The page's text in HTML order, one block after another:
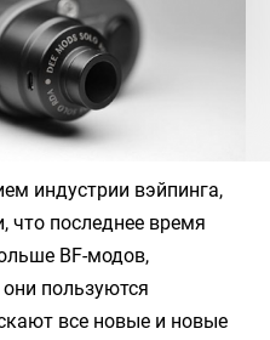
индустрии вэйпинга,
что последнее время
BF-модов,
пользуются
все новые и новые